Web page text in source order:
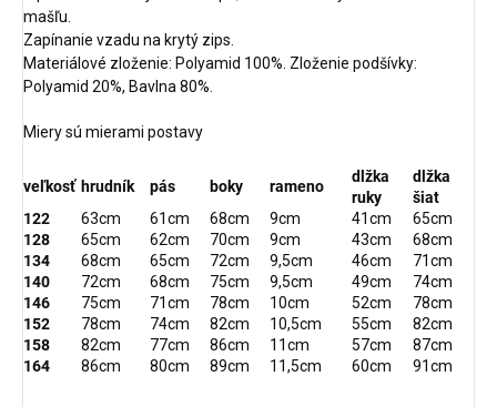
mašľu.
Zapínanie vzadu na krytý zips.
Materiálové zloženie: Polyamid 100%. Zloženie podšívky:
Polyamid 20%, Bavlna 80%.
Miery sú mierami postavy
veľkosť hrudník pás boky rameno
dlžka
ruky
dlžka
šiat
122
63cm 61cm 68cm 9cm 41cm
65cm
128
65cm 62cm 70cm 9cm 43cm
68cm
134
68cm 65cm 72cm 9,5cm 46cm
71cm
140
72cm 68cm 75cm 9,5cm 49cm
74cm
146
75cm 71cm 78cm 10cm 52cm
78cm
152
78cm 74cm 82cm 10,5cm 55cm
82cm
158
82cm 77cm 86cm 11cm 57cm
87cm
164
86cm 80cm 89cm 11,5cm 60cm 91cm